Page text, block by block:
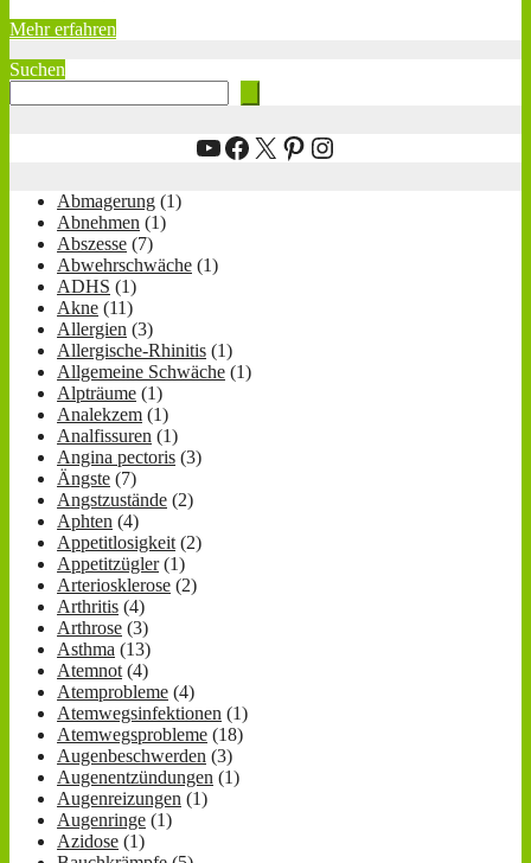
Mehr erfahren
Suchen
YouTube
Facebook
X Pinterest
Instagram
Abmagerung (1)
Abnehmen (1)
Abszesse (7)
Abwehrschwäche (1)
ADHS (1)
Akne (11)
Allergien (3)
Allergische-Rhinitis (1)
Allgemeine Schwäche (1)
Alpträume (1)
Analekzem (1)
Analfissuren (1)
Angina pectoris (3)
Ängste (7)
Angstzustände (2)
Aphten (4)
Appetitlosigkeit (2)
Appetitzügler(1)
Arteriosklerose (2)
Arthritis (4)
Arthrose (3)
Asthma (13)
Atemnot (4)
Atemprobleme (4)
Atemwegsinfektionen (1)
Atemwegsprobleme (18)
Augenbeschwerden (3)
Augenentzündungen (1)
Augenreizungen (1)
Augenringe (1)
Azidose (1)